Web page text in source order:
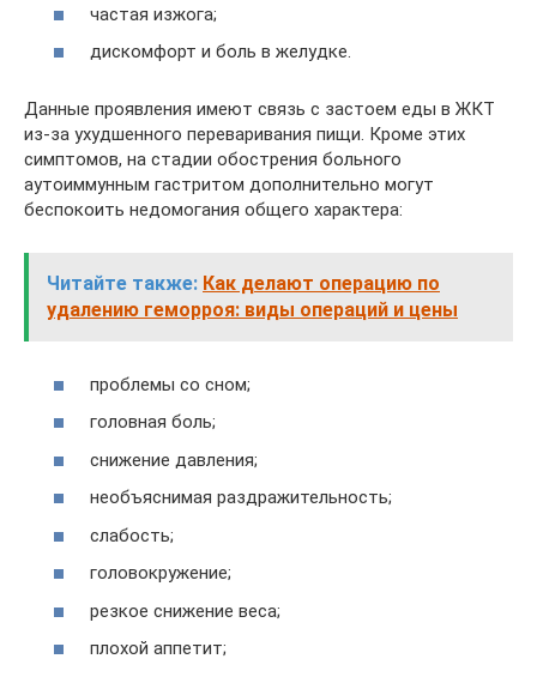
частая изжога;
дискомфорт и боль в желудке.
Данные проявления имеют связь с застоем еды в ЖКТ
из-за ухудшенного переваривания пищи. Кроме этих
симптомов, на стадии обострения больного
аутоиммунным гастритом дополнительно могут
беспокоить недомогания общего характера:
Читайте также: Как делают операцию по
удалению геморроя: виды операций и цены
проблемы со сном;
головная боль;
снижение давления;
необъяснимая раздражительность;
слабость;
головокружение;
резкое снижение веса;
плохой аппетит;